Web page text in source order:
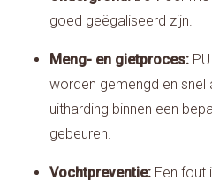
goed geëgaliseerd zijn.
Meng- en gietproces:PU
worden gemengd en
uitharding binnen een
gebeuren.
Vochtpreventie:Een fout